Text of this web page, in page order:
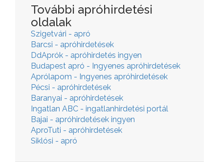
További apróhirdetési
oldalak
Szigetvári - apró
Barcsi - apróhirdetések
DdAprók - apróhirdetés ingyen
Budapest apró - Ingyenes apróhirdetések
Aprólapom - Ingyenes apróhirdetések
Pécsi - apróhirdetések
Baranyai - apróhirdetések
Ingatlan ABC - ingatlanhirdetési portál
Bajai - apróhirdetések ingyen
AproTuti - apróhirdetések
Siklósi - apró